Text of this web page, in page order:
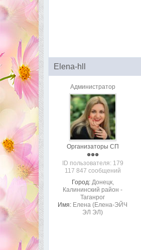
Elena-hll
Администратор
Организаторы СП
ID пользователя: 179
117 847 сообщений
Город: Донецк,
Калининский район -
Таганрог
Имя: Елена (Елена-ЭЙЧ
ЭЛ ЭЛ)